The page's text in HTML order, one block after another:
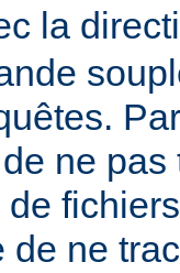
la
ne
de ne